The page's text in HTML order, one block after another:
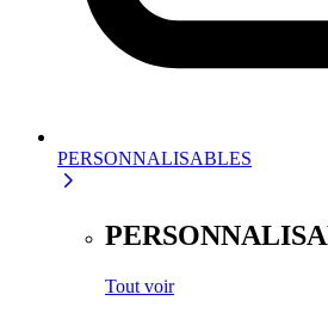
PERSONNALISABLES
Tout voir